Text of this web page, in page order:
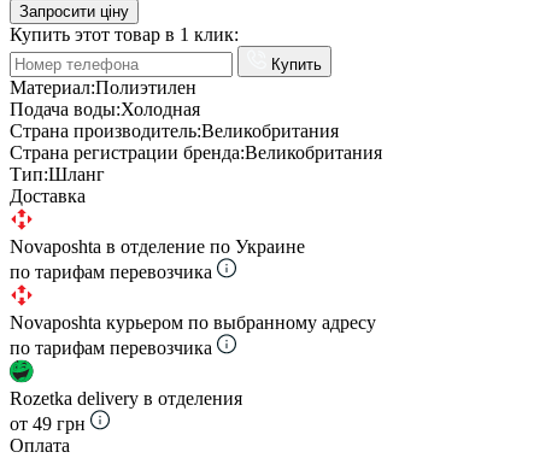
Запросити ціну
Купить этот товар в 1 клик:
Купить
Материал:Полиэтилен
Подача воды:Холодная
Страна производитель:Великобритания
Страна регистрации бренда:Великобритания
Тип:Шланг
Доставка
Novaposhta в отделение по Украине
по тарифам перевозчика
Novaposhta курьером по выбранному адресу
по тарифам перевозчика
Rozetka delivery в отделения
от 49 грн
Оплата